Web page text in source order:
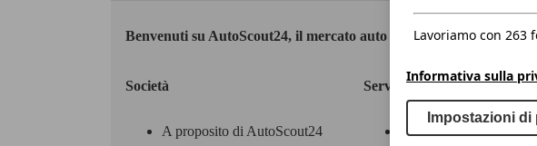
Benvenuti su AutoScout24, il mercato auto europeo.
Società
A proposito di AutoScout24
Servizi
Contatti
Lavoriamo con 263
Informativa sulla
Impostazioni di